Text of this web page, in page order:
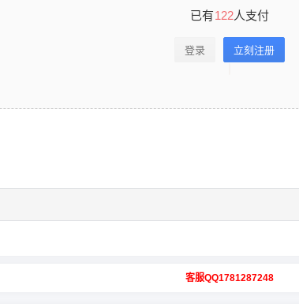
已有122人支付
登录 立刻注册
客服QQ1781287248